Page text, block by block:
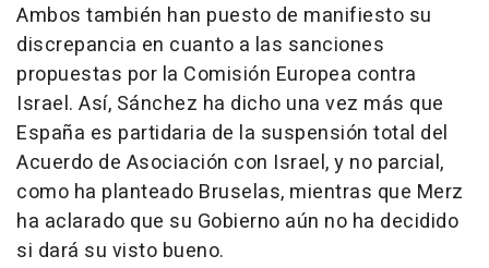
Ambos también han puesto de manifiesto su
discrepancia en cuanto a las sanciones
propuestas por la Comisión Europea contra
Israel. Así, Sánchez ha dicho una vez más que
España es partidaria de la suspensión total del
Acuerdo de Asociación con Israel, y no parcial,
como ha planteado Bruselas, mientras que Merz
ha aclarado que su Gobierno aún no ha decidido
si dará su visto bueno.